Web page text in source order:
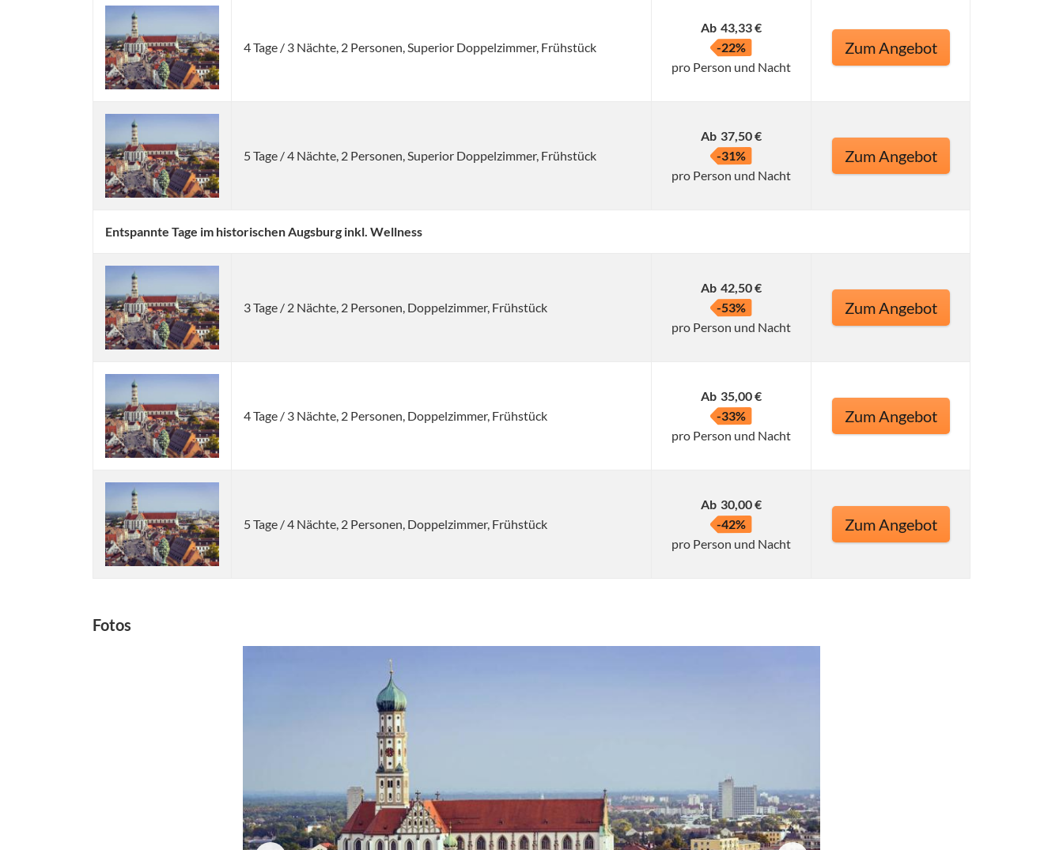
4 Tage / 3 Nächte, 2 Personen, Superior Doppelzimmer, Frühstück
Ab 43,33 €
-22%
pro Person und Nacht
Zum Angebot
5 Tage / 4 Nächte, 2 Personen, Superior Doppelzimmer, Frühstück
Ab 37,50 €
-31%
pro Person und Nacht
Zum Angebot
Entspannte Tage im historischen Augsburg inkl. Wellness
3 Tage / 2 Nächte, 2 Personen, Doppelzimmer, Frühstück
Ab 42,50 €
-53%
pro Person und Nacht
Zum Angebot
4 Tage / 3 Nächte, 2 Personen, Doppelzimmer, Frühstück
Ab 35,00 €
-33%
pro Person und Nacht
Zum Angebot
5 Tage / 4 Nächte, 2 Personen, Doppelzimmer, Frühstück
Ab 30,00 €
-42%
pro Person und Nacht
Zum Angebot
Fotos